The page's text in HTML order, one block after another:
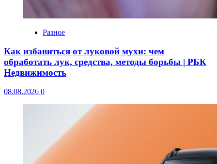
Разное
Как избавиться от луковой мухи: чем
обработать лук, средства, методы борьбы | РБК
Недвижимость
08.08.2026 0